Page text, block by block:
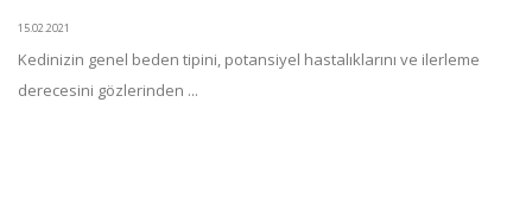
15.02.2021
Kedinizin genel beden tipini, potansiyel hastalıklarını ve ilerleme
derecesini gözlerinden ...